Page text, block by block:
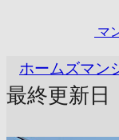
マ
ホームズマン
最終更新日